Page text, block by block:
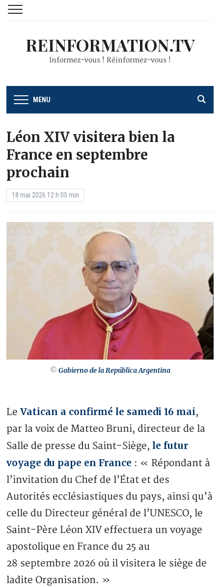
REINFORMATION.TV
Informez-vous ! Réinformez-vous !
MENU
Léon XIV visitera bien la
France en septembre
prochain
18 mai 2026 12 h 05 min
© Gobierno de la República Argentina
LeVatican a confirmé le samedi 16 mai,
par la voix de Matteo Bruni, directeur de la
Salle de presse du Saint-Siège, le futur
voyage du pape en France : « Répondant à
l’invitation du Chef de l’État et des
Autorités ecclésiastiques du pays, ainsi qu’à
celle du Directeur général de l’UNESCO, le
Saint-Père Léon XIV effectuera un voyage
apostolique en France du 25 au
28 septembre 2026 où il visitera le siège de
ladite Organisation. »